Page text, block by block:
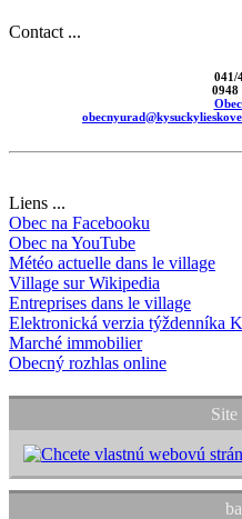
Contact ...
041/
0948
Liens ...
Obec na Facebooku
Obec na YouTube
Météo actuelle dans le village
Village sur Wikipedia
Entreprises dans le village
Elektronická verzia týždenníka
Marché immobilier
Obecný rozhlas online